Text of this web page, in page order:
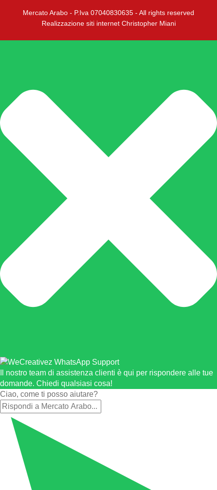
Mercato Arabo - P.Iva 07040830635 - All rights reserved
Realizzazione siti internet Christopher Miani
Il nostro team di assistenza clienti è qui per rispondere alle tue
domande. Chiedi qualsiasi cosa!
Ciao, come ti posso aiutare?